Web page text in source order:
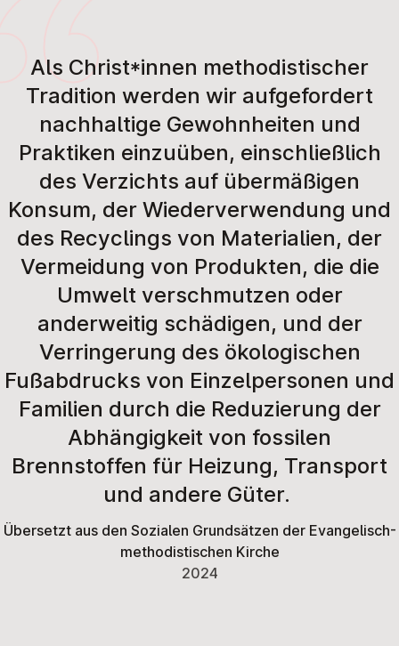
Als Christ*innen methodistischer
Tradition werden wir aufgefordert
nachhaltige Gewohnheiten und
Praktiken einzuüben, einschließlich
des Verzichts auf übermäßigen
Konsum, der Wiederverwendung und
des Recyclings von Materialien, der
Vermeidung von Produkten, die die
Umwelt verschmutzen oder
anderweitig schädigen, und der
Verringerung des ökologischen
Fußabdrucks von Einzelpersonen und
Familien durch die Reduzierung der
Abhängigkeit von fossilen
Brennstoffen für Heizung, Transport
und andere Güter.
Übersetzt aus den Sozialen Grundsätzen der Evangelisch-
methodistischen Kirche
2024